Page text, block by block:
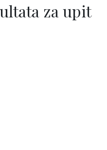
za upit